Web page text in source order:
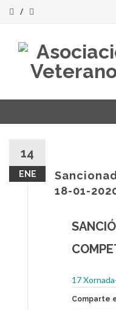
contenido
contenido
14
ENE
18-01-
17
Comparte